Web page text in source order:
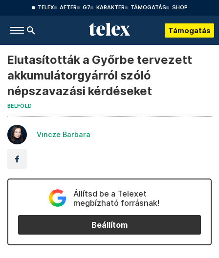
TELEX AFTER G7 KARAKTER TÁMOGATÁS SHOP
Támogatás
Elutasították a Győrbe tervezett
akkumulátorgyárról szóló
népszavazási kérdéseket
BELFÖLD
Vincze Barbara
Állítsd be a Telexet
megbízható forrásnak!
Beállítom